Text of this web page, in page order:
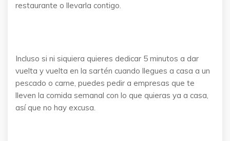
restaurante o llevarla contigo.
Incluso si ni siquiera quieres dedicar 5 minutos a dar
vuelta y vuelta en la sartén cuando llegues a casa a un
pescado o carne, puedes pedir a empresas que te
lleven la comida semanal con lo que quieras ya a casa,
así que no hay excusa.